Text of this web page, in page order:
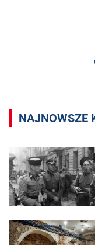
NAJNOWSZE